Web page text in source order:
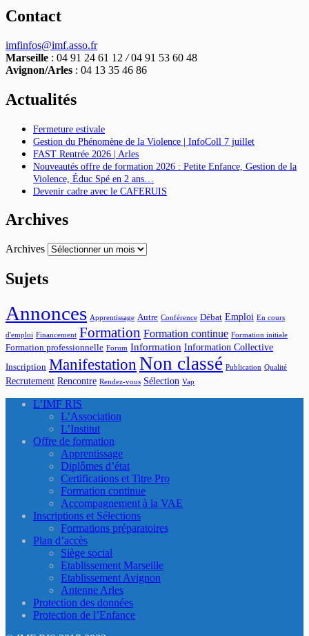
Contact
imfinfos@imf.asso.fr
Marseille : 04 91 24 61 12 /04 91 53 60 48
Avignon/Arles : 04 13 35 46 86
Actualités
Fermeture estivale
Gestion du Phénomène de la Violence | InfoColl 7 juillet
FAST Rentrée 2026 | Arles
Nouveautés offre de formation 2026 : Petite Enfance, Gestion de la
Violence, Éduc Spé en 2 ans…
Devenir cadre avec le CAFERUIS
Archives
Archives
Sujets
Annonces Apprentissage Autre Conférence Débat Emploi En cours
d'emploi Financement Formation Formation continue Formation initiale
Formation professionnelle Forum Information Information Collective
Inscription Manifestation Non classé Publication Qualité
Recrutement Rencontre Rendez-vous Sélection Vap
L’IMF RIS
L’Association
L’Institut
Offre de formation
Apprentissage
Diplômes d’état
Certifications et Titre Pro
Formation continue
Accompagnement à la VAE
Inscriptions et Sélections
Formations préparatoires
Plan d’accès
Siège social
Etablissement Marseille
Etablissement Avignon
Antenne Arles
Protection des données
Protection de l’Enfance